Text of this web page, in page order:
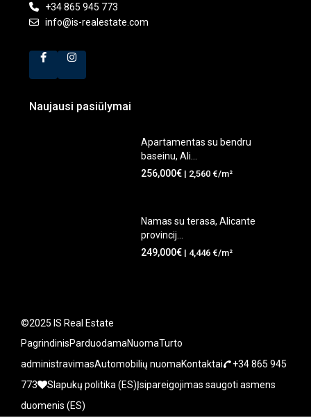
+34 865 945 773
info@is-realestate.com
Naujausi pasiūlymai
Apartamentas su bendru
baseinu, Ali...
256,000€ | 2,560 €/m²
Namas su terasa, Alicante
provincij...
249,000€ | 4,446 €/m²
©2025 IS Real Estate
PagrindinisParduodamaNuomaTurto
administravimasAutomobilių nuomaKontaktai
+34 865 945
773
Slapukų politika (ES)Įsipareigojimas saugoti asmens
duomenis (ES)